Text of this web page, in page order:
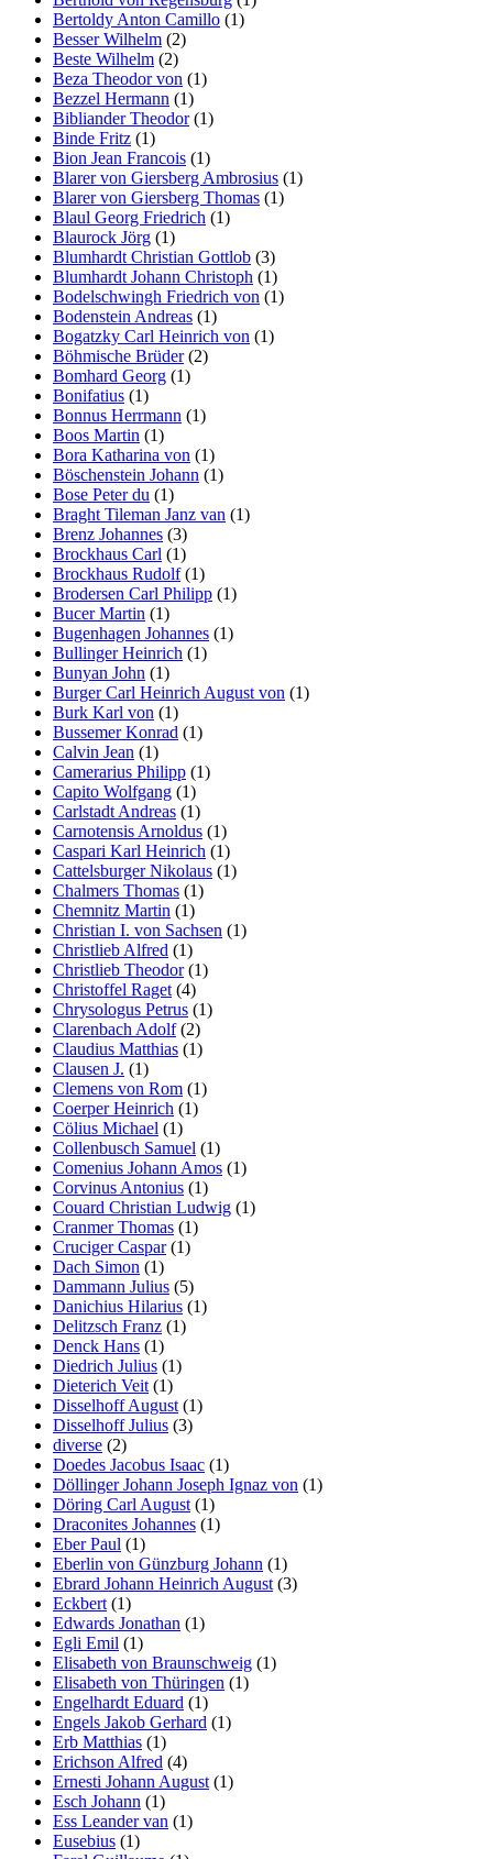
Bertoldy Anton Camillo (1)
Besser Wilhelm (2)
Beste Wilhelm (2)
Beza Theodor von (1)
Bezzel Hermann (1)
Bibliander Theodor(1)
Binde Fritz (1)
Bion Jean Francois (1)
Blarer von Giersberg Ambrosius (1)
Blarer von Giersberg Thomas (1)
Blaul Georg Friedrich (1)
Blaurock Jörg (1)
Blumhardt Christian Gottlob (3)
Blumhardt Johann Christoph (1)
Bodelschwingh Friedrich von (1)
Bodenstein Andreas (1)
Bogatzky Carl Heinrich von (1)
Böhmische Brüder(2)
Bomhard Georg (1)
Bonifatius (1)
Bonnus Herrmann (1)
Boos Martin (1)
Bora Katharina von (1)
Böschenstein Johann (1)
Bose Peter du (1)
Braght Tileman Janz van (1)
Brenz Johannes (3)
Brockhaus Carl (1)
Brockhaus Rudolf(1)
Brodersen Carl Philipp (1)
Bucer Martin (1)
Bugenhagen Johannes (1)
Bullinger Heinrich (1)
Bunyan John (1)
Burger Carl Heinrich August von (1)
Burk Karl von (1)
Bussemer Konrad (1)
Calvin Jean (1)
Camerarius Philipp (1)
Capito Wolfgang (1)
Carlstadt Andreas (1)
Carnotensis Arnoldus (1)
Caspari Karl Heinrich (1)
Cattelsburger Nikolaus (1)
Chalmers Thomas (1)
Chemnitz Martin (1)
Christian I. von Sachsen (1)
Christlieb Alfred (1)
Christlieb Theodor(1)
Christoffel Raget (4)
Chrysologus Petrus (1)
Clarenbach Adolf(2)
Claudius Matthias (1)
Clausen J. (1)
Clemens von Rom (1)
Coerper Heinrich (1)
Cölius Michael (1)
Collenbusch Samuel (1)
Comenius Johann Amos (1)
Corvinus Antonius (1)
Couard Christian Ludwig (1)
Cranmer Thomas (1)
Cruciger Caspar(1)
Dach Simon (1)
Dammann Julius (5)
Danichius Hilarius (1)
Delitzsch Franz (1)
Denck Hans (1)
Diedrich Julius (1)
Dieterich Veit (1)
Disselhoff August (1)
Disselhoff Julius (3)
diverse (2)
Doedes Jacobus Isaac (1)
Döllinger Johann Joseph Ignaz von (1)
Döring Carl August (1)
Draconites Johannes (1)
Eber Paul (1)
Eberlin von Günzburg Johann (1)
Ebrard Johann Heinrich August (3)
Eckbert (1)
Edwards Jonathan (1)
Egli Emil (1)
Elisabeth von Braunschweig (1)
Elisabeth von Thüringen (1)
Engelhardt Eduard (1)
Engels Jakob Gerhard (1)
Erb Matthias (1)
Erichson Alfred (4)
Ernesti Johann August (1)
Esch Johann (1)
Ess Leander van (1)
Eusebius (1)